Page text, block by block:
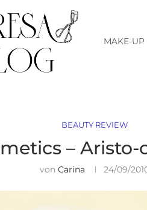
MAKE-UP
BEAUTY REVIEW
–
vonCarina 24/09/